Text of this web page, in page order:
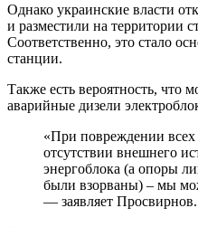
Однако украинские власти
и разместили на территории
Соответственно, это стало
станции.
Также есть вероятность, что
аварийные дизели
«При повреждении всех
отсутствии внешнего
энергоблока (а опоры
были взорваны) – мы
— заявляет Просвирнов.